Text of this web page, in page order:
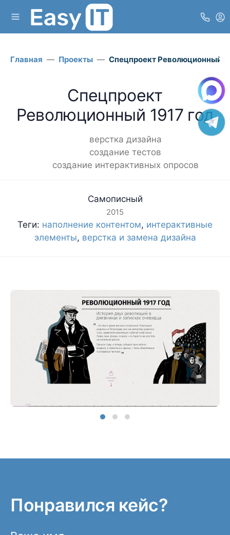
Главная Проекты Спецпроект Революционный
Спецпроект
Революционный 1917 год
верстка дизайна
создание тестов
создание интерактивных опросов
Самописный
2015
Теги: наполнение контентом, интерактивные
элементы, верстка и замена дизайна
Понравился кейс?